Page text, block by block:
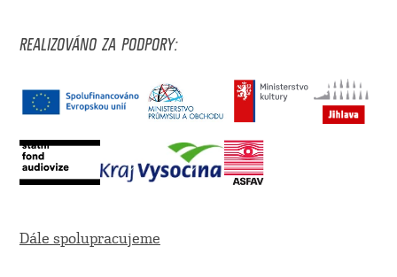
REALIZOVÁNO ZA PODPORY:
Dále spolupracujeme